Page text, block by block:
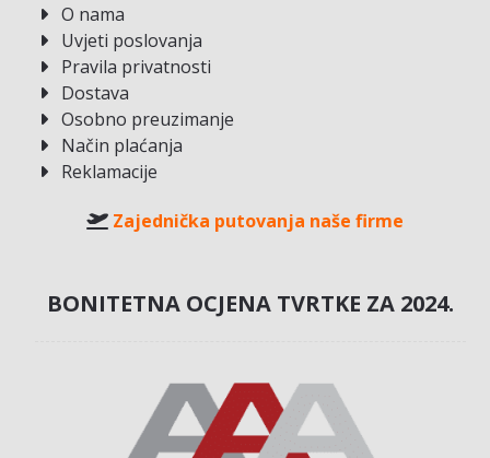
O nama
Uvjeti poslovanja
Pravila privatnosti
Dostava
Osobno preuzimanje
Način plaćanja
Reklamacije
Zajednička putovanja naše firme
BONITETNA OCJENA TVRTKE ZA 2024.